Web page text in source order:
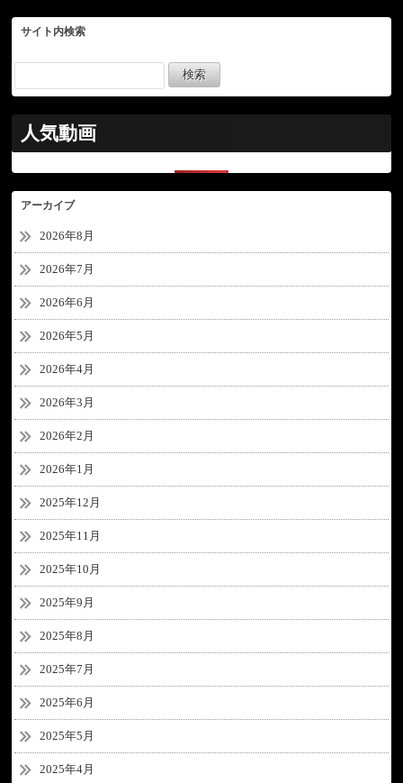
サイト内検索
人気動画
アーカイブ
2026年8月
2026年7月
2026年6月
2026年5月
2026年4月
2026年3月
2026年2月
2026年1月
2025年12月
2025年11月
2025年10月
2025年9月
2025年8月
2025年7月
2025年6月
2025年5月
2025年4月